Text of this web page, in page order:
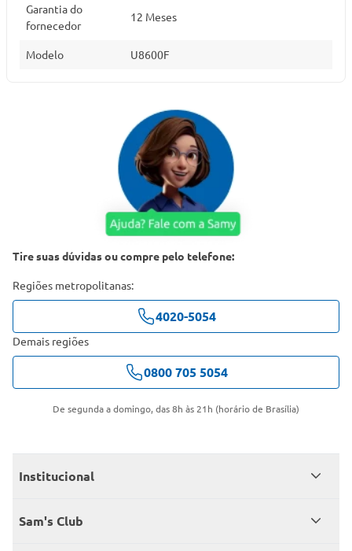
Garantia do
fornecedor
12 Meses
Modelo U8600F
Tire suas dúvidas ou compre pelo telefone:
Regiões metropolitanas:
4020-5054
Demais regiões
0800 705 5054
De segunda a domingo, das 8h às 21h (horário de Brasília)
Institucional
Quem somos
Sam's Club